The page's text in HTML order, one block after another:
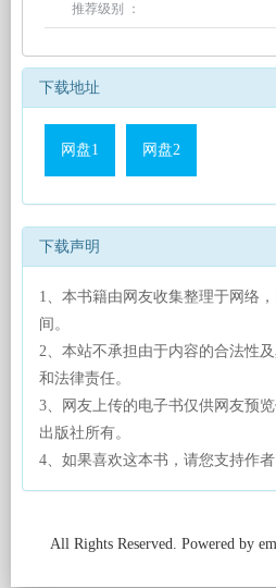
推荐级别 ：
下载地址
网盘1 网盘2
下载声明
1、本书籍由网友收集整理于网络
间。
2、本站不承担由于内容的合法性
和法律责任。
3、网友上传的电子书仅供网友预
出版社所有。
4、如果喜欢这本书，请您支持作者
All Rights Reserved. Powered by